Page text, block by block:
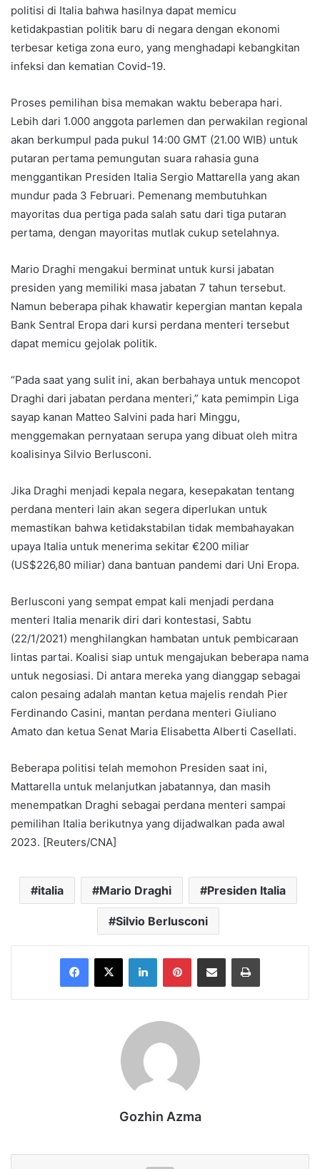
politisi di Italia bahwa hasilnya dapat memicu
ketidakpastian politik baru di negara dengan ekonomi
terbesar ketiga zona euro, yang menghadapi kebangkitan
infeksi dan kematian Covid-19.
Proses pemilihan bisa memakan waktu beberapa hari.
Lebih dari 1.000 anggota parlemen dan perwakilan regional
akan berkumpul pada pukul 14:00 GMT (21.00 WIB) untuk
putaran pertama pemungutan suara rahasia guna
menggantikan Presiden Italia Sergio Mattarella yang akan
mundur pada 3 Februari. Pemenang membutuhkan
mayoritas dua pertiga pada salah satu dari tiga putaran
pertama, dengan mayoritas mutlak cukup setelahnya.
Mario Draghi mengakui berminat untuk kursi jabatan
presiden yang memiliki masa jabatan 7 tahun tersebut.
Namun beberapa pihak khawatir kepergian mantan kepala
Bank Sentral Eropa dari kursi perdana menteri tersebut
dapat memicu gejolak politik.
“Pada saat yang sulit ini, akan berbahaya untuk mencopot
Draghi dari jabatan perdana menteri,” kata pemimpin Liga
sayap kanan Matteo Salvini pada hari Minggu,
menggemakan pernyataan serupa yang dibuat oleh mitra
koalisinya Silvio Berlusconi.
Jika Draghi menjadi kepala negara, kesepakatan tentang
perdana menteri lain akan segera diperlukan untuk
memastikan bahwa ketidakstabilan tidak membahayakan
upaya Italia untuk menerima sekitar €200 miliar
(US$226,80 miliar) dana bantuan pandemi dari Uni Eropa.
Berlusconi yang sempat empat kali menjadi perdana
menteri Italia menarik diri dari kontestasi, Sabtu
(22/1/2021) menghilangkan hambatan untuk pembicaraan
lintas partai. Koalisi siap untuk mengajukan beberapa nama
untuk negosiasi. Di antara mereka yang dianggap sebagai
calon pesaing adalah mantan ketua majelis rendah Pier
Ferdinando Casini, mantan perdana menteri Giuliano
Amato dan ketua Senat Maria Elisabetta Alberti Casellati.
Beberapa politisi telah memohon Presiden saat ini,
Mattarella untuk melanjutkan jabatannya, dan masih
menempatkan Draghi sebagai perdana menteri sampai
pemilihan Italia berikutnya yang dijadwalkan pada awal
2023. [Reuters/CNA]
italia Mario Draghi Presiden Italia
Silvio Berlusconi
Facebook
X LinkedInPinterestShare via Email Print
Gozhin Azma